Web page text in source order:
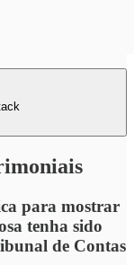
para mostrar
tenha sido
de Contas